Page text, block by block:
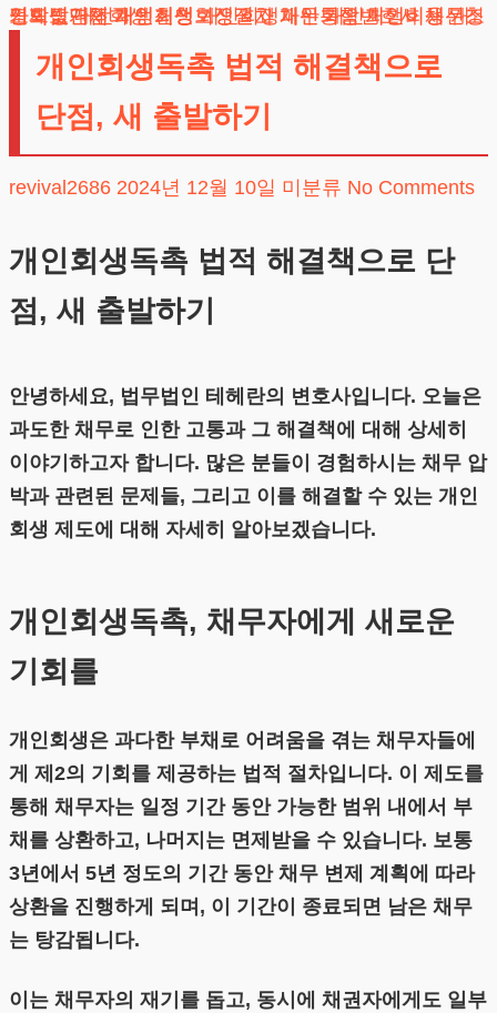
도박빚개인회생 개인회생절차 개인회생변호사
채무조정제도 대전개인회생 개인회생파산 개인회생비용
개인회생단점 개인회생보정권고 채무통합 개인회생신청
카드값연체 회생신청
개인회생독촉 법적 해결책으로
단점, 새 출발하기
revival2686 2024년 12월 10일 미분류 No Comments
개인회생독촉 법적 해결책으로 단
점, 새 출발하기
안녕하세요, 법무법인 테헤란의 변호사입니다. 오늘은
과도한 채무로 인한 고통과 그 해결책에 대해 상세히
이야기하고자 합니다. 많은 분들이 경험하시는 채무 압
박과 관련된 문제들, 그리고 이를 해결할 수 있는 개인
회생 제도에 대해 자세히 알아보겠습니다.
개인회생독촉, 채무자에게 새로운
기회를
개인회생은 과다한 부채로 어려움을 겪는 채무자들에
게 제2의 기회를 제공하는 법적 절차입니다. 이 제도를
통해 채무자는 일정 기간 동안 가능한 범위 내에서 부
채를 상환하고, 나머지는 면제받을 수 있습니다. 보통
3년에서 5년 정도의 기간 동안 채무 변제 계획에 따라
상환을 진행하게 되며, 이 기간이 종료되면 남은 채무
는 탕감됩니다.
이는 채무자의 재기를 돕고, 동시에 채권자에게도 일부